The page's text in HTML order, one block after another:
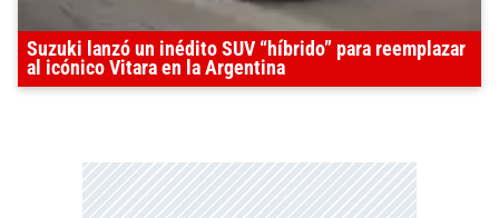
Suzuki lanzó un inédito SUV “híbrido” para reemplazar
al icónico Vitara en la Argentina